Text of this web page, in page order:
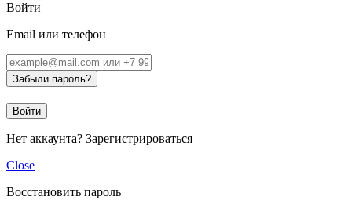
Войти
Email или телефон
Забыли пароль?
Войти
Нет аккаунта? Зарегистрироваться
Close
Восстановить пароль